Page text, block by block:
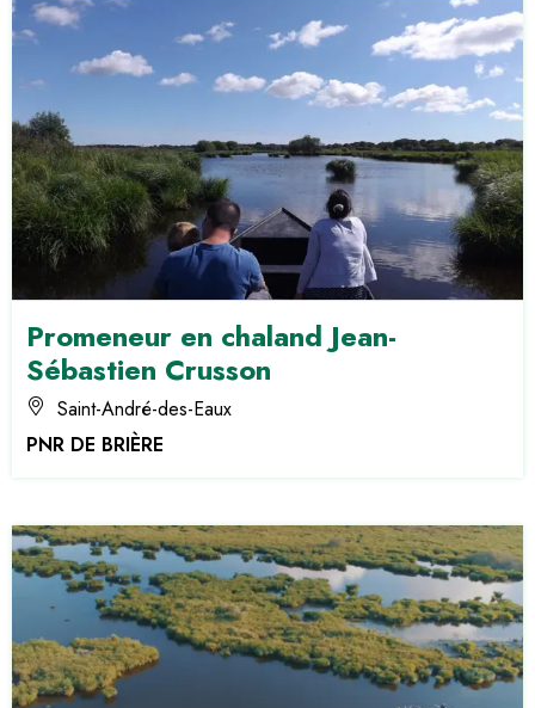
Promeneur en chaland Jean-
Sébastien Crusson
Saint-André-des-Eaux
PNR DE BRIÈRE